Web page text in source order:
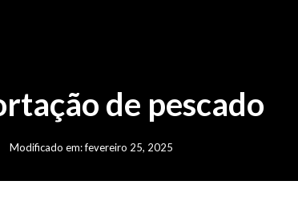
de pescado
Modificado em: fevereiro 25, 2025